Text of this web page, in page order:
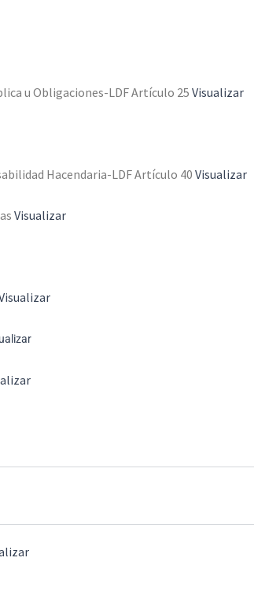
u Obligaciones-LDF Artículo 25Visualizar
Hacendaria-LDF Artículo 40 Visualizar
Visualizar